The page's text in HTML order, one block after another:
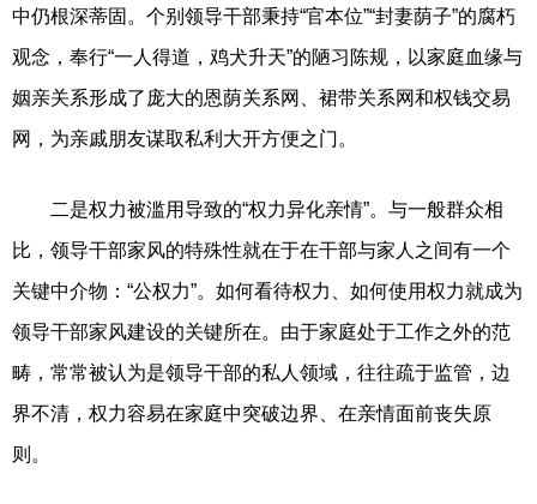
中仍根深蒂固。个别领导干部秉持“官本位”“封妻荫子”的腐朽
观念，奉行“一人得道，鸡犬升天”的陋习陈规，以家庭血缘与
姻亲关系形成了庞大的恩荫关系网、裙带关系网和权钱交易
网，为亲戚朋友谋取私利大开方便之门。
二是权力被滥用导致的“权力异化亲情”。与一般群众相
比，领导干部家风的特殊性就在于在干部与家人之间有一个
关键中介物：“公权力”。如何看待权力、如何使用权力就成为
领导干部家风建设的关键所在。由于家庭处于工作之外的范
畴，常常被认为是领导干部的私人领域，往往疏于监管，边
界不清，权力容易在家庭中突破边界、在亲情面前丧失原
则。